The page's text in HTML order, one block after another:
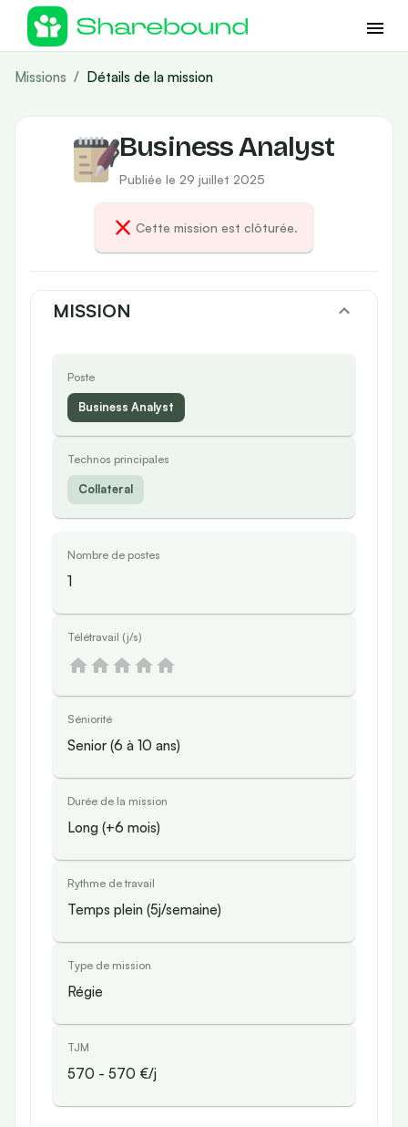
Missions / Détails de la mission
Business Analyst
Publiée le 29 juillet 2025
Cette mission est clôturée.
MISSION
Poste
Business Analyst
Technos principales
Collateral
Nombre de postes
1
Télétravail (j/s)
Séniorité
Senior (6 à 10 ans)
Durée de la mission
Long (+6 mois)
Rythme de travail
Temps plein (5j/semaine)
Type de mission
Régie
TJM
570 - 570 €/j